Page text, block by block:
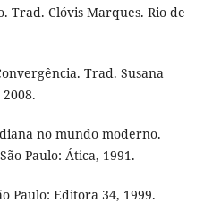
Trad. Clóvis Marques. Rio de
Trad. Susana
no mundo moderno.
Paulo: Ática, 1991.
Paulo: Editora 34, 1999.